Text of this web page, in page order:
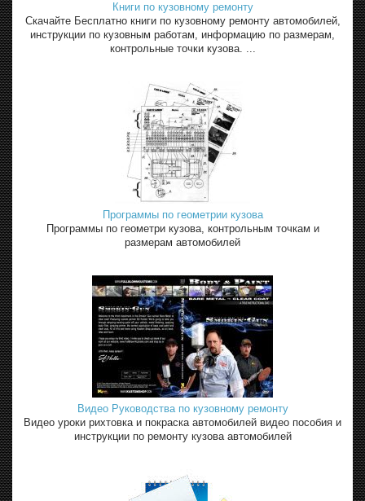
Книги по кузовному ремонту
Скачайте Бесплатно книги по кузовному ремонту автомобилей,
инструкции по кузовным работам, информацию по размерам,
контрольные точки кузова. ...
Программы по геометрии кузова
Программы по геометри кузова, контрольным точкам и
размерам автомобилей
Видео Руководства по кузовному ремонту
Видео уроки рихтовка и покраска автомобилей видео пособия и
инструкции по ремонту кузова автомобилей